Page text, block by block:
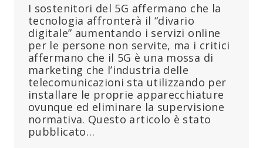
I sostenitori del 5G affermano che la
tecnologia affronterà il “divario
digitale” aumentando i servizi online
per le persone non servite, ma i critici
affermano che il 5G è una mossa di
marketing che l’industria delle
telecomunicazioni sta utilizzando per
installare le proprie apparecchiature
ovunque ed eliminare la supervisione
normativa. Questo articolo è stato
pubblicato…